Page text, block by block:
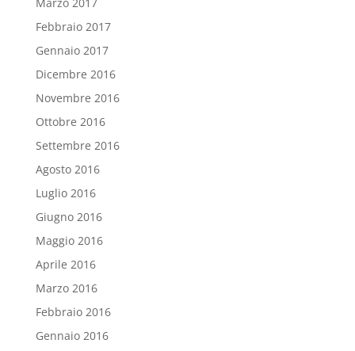
Febbraio 2017
Gennaio 2017
Dicembre 2016
Novembre 2016
Ottobre 2016
Settembre 2016
Agosto 2016
Luglio 2016
Giugno 2016
Maggio 2016
Aprile 2016
Marzo 2016
Febbraio 2016
Gennaio 2016